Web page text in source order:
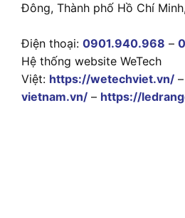
Đông, Thành phố Hồ Chí
Điện thoại: 0901.940.968 –
Hệ thống website WeTech
Việt: https://wetechviet.vn/ –
vietnam.vn/ – https://